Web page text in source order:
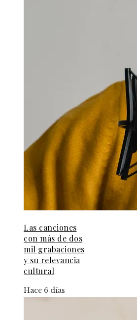
Las canciones
con más de dos
mil grabaciones
y su relevancia
cultural
Hace 6 días